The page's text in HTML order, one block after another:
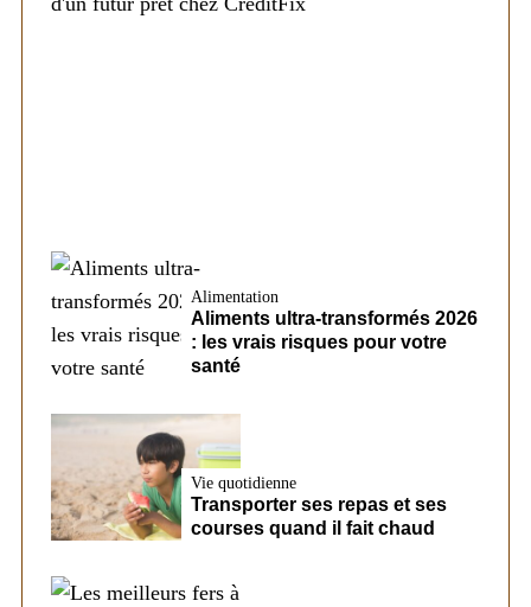
Alimentation
Aliments ultra-transformés 2026
: les vrais risques pour votre
santé
Vie quotidienne
Transporter ses repas et ses
courses quand il fait chaud